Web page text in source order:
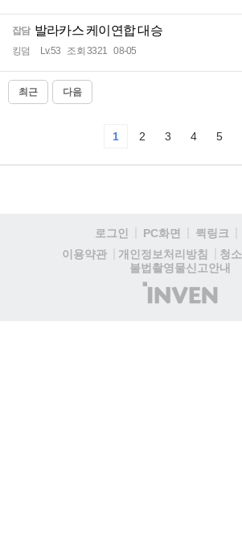
잡담 발라카스 케이연합 대승
킹덤 Lv.53 조회 3321 08-05
최근 다음
1 2 3 4 5
로그인 PC화면 퀵링크
이용약관
개인정보처리방침
청
불법촬영물신고안내
(주)
인